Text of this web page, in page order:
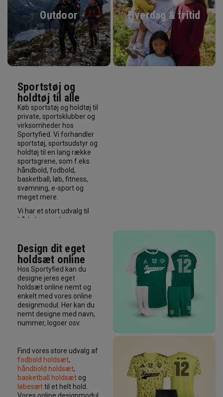
Outdoor Hverdag & fritid
Sportstøj og
holdtøj til alle
Køb sportstøj og holdtøj til
private, sportsklubber og
virksomheder hos
Sportyfied. Vi forhandler
sportstøj, sportsudstyr og
holdtøj til en lang række
sportsgrene, som f.eks.
håndbold, fodbold,
basketball, løb, fitness,
svømning, e-sport og
meget mere.
Vi har et stort udvalg til
både herrer, damer og
Hummel, Puma, Joma,
Select, Craft, McDavid og
mange flere. Vi har hurtig
levering og gratis levering
ved køb over 499 kr.
Design dit eget
holdsæt online
Hos Sportyfied kan du
designe jeres eget
holdsæt online nemt og
enkelt med vores online
designmodul. Her kan du
nemt designe med navn,
nummer, logoer osv.
Find vores store udvalg af
fodbold holdsæt,
håndbold holdsæt,
basketball holdsæt og
løbesættil et helt hold.